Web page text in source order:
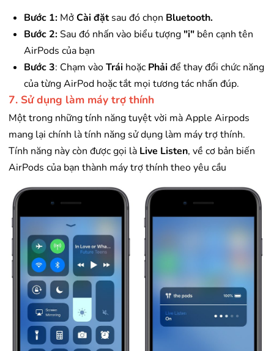
Bước 1: MởCài đặtsau đó chọn Bluetooth.
Bước 2:Sau đó nhấn vào biểu tượng "i" bên cạnh tên
AirPods của bạn
Bước 3: Chạm vàoTrái hoặc Phảiđể thay đổi chức năng
của từng AirPod hoặc tắt mọi tương tác nhấn đúp.
7. Sử dụng làm máy trợ thính
Một trong những tính năng tuyệt vời mà Apple Airpods
mang lại chính là tính năng sử dụng làm máy trợ thính.
Tính năng này còn được gọi là Live Listen, về cơ bản biến
AirPods của bạn thành máy trợ thính theo yêu cầu